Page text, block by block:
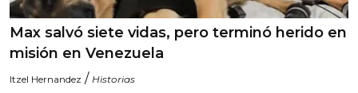
Max salvó siete vidas, pero terminó herido en
misión en Venezuela
Itzel Hernandez / Historias